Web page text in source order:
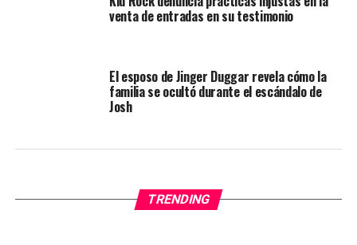
venta de entradas en su testimonio
El esposo de Jinger Duggar revela cómo la
familia se ocultó durante el escándalo de
Josh
TRENDING